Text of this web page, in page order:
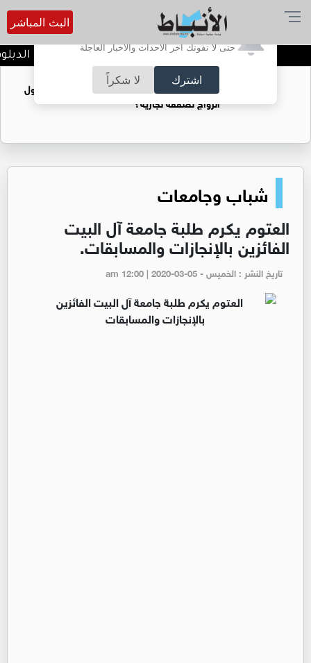
أترغب في تفعيل الإشعارات؟
حتى لا تفوتك آخر الأحداث والأخبار العاجلة
اشترك لا شكراً
البث المباشر
أسماء المرشحين برنامج الدبلوم العالي قبل
فتيات يستغللنه لتحقيق مكاسب مادية.. هل تحول
الزواج لصفقة تجارية؟
شباب وجامعات
العتوم يكرم طلبة جامعة آل البيت
الفائزين بالإنجازات والمسابقات.
تاريخ النشر : الخميس - am 12:00 | 2020-03-05